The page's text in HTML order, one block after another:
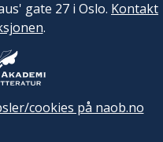
gate 27 i Oslo. Kontakt
.
cookies på naob.no